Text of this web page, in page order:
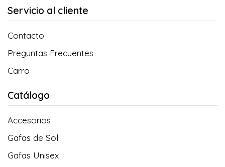
Servicio al cliente
Contacto
Preguntas Frecuentes
Carro
Catálogo
Accesorios
Gafas de Sol
Gafas Unisex